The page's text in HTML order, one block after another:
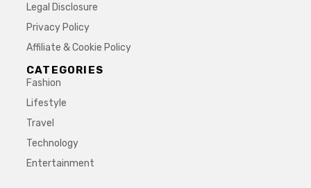
Legal Disclosure
Privacy Policy
Affiliate & Cookie Policy
CATEGORIES
Fashion
Lifestyle
Travel
Technology
Entertainment